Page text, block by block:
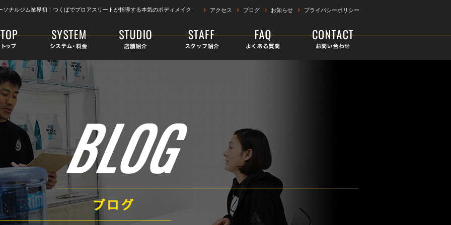
ソナルジム業界初！つくばでプロアスリートが指導する本気のボディメイク アクセス ブログ お知らせ プライバシーポリシー